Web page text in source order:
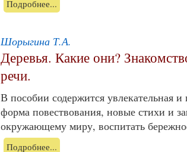
Подробнее...
Шорыгина Т.А.
Деревья. Какие они?
речи.
В пособии содержится увлекательная
форма повествования, новые стихи и
окружающему миру, воспитать
Подробнее...